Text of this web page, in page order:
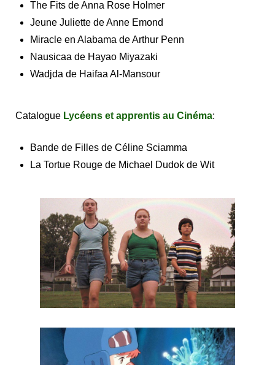
The Fits de Anna Rose Holmer
Jeune Juliette de Anne Emond
Miracle en Alabama de Arthur Penn
Nausicaa de Hayao Miyazaki
Wadjda de Haifaa Al-Mansour
Catalogue Lycéens et apprentis au Cinéma:
Bande de Filles de Céline Sciamma
La Tortue Rouge de Michael Dudok de Wit